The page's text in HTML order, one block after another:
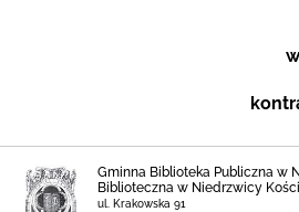
Gminna Biblioteka Publiczna w
Biblioteczna w Niedrzwicy
ul. Krakowska 91